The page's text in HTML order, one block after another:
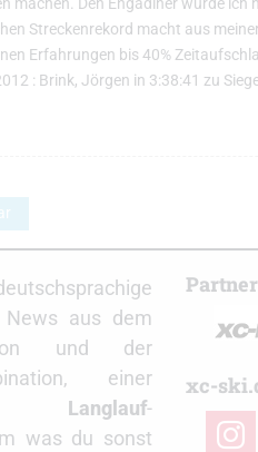
Streckenrekord macht aus
Erfahrungen bis 40%
: Brink, Jörgen in 3:38:41 zu
aus dem
und der
einer
Langlauf-
was du sonst
Partner
xc-